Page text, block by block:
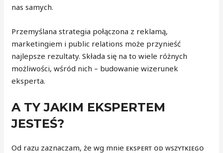
nas samych.
Przemyślana strategia połączona z reklamą,
marketingiem i public relations może przynieść
najlepsze rezultaty. Składa się na to wiele różnych
możliwości, wśród nich – budowanie wizerunek
eksperta.
A TY JAKIM EKSPERTEM
JESTEŚ?
Od razu zaznaczam, że wg mnie ᴇᴋsᴘᴇʀᴛ ᴏᴅ ᴡsᴢʏᴛᴋɪᴇɢᴏ